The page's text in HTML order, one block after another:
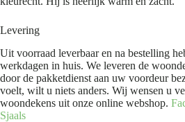
Levering
Uit voorraad leverbaar en na bestelling
werkdagen in huis. We leveren de
door de pakketdienst aan uw voordeur
voelt, wilt u niets anders. Wij wensen u
woondekens uit onze online webshop.
Sjaals